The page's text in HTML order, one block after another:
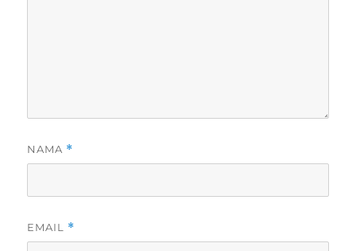
NAMA *
EMAIL *